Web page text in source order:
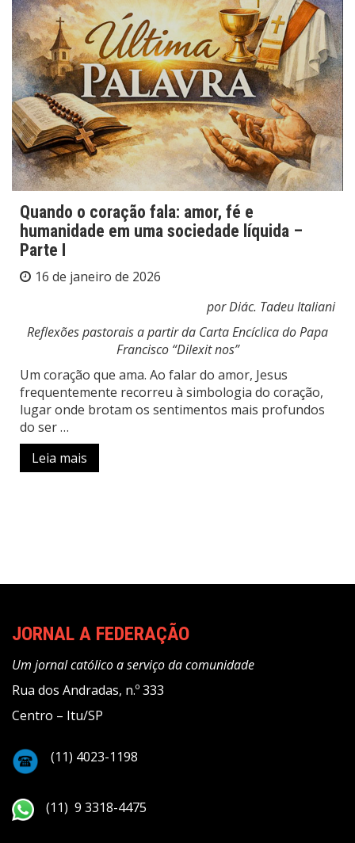
Quando o coração fala: amor, fé e
humanidade em uma sociedade líquida –
Parte I
16 de janeiro de 2026
por Diác. Tadeu Italiani
Reflexões pastorais a partir da Carta Encíclica do Papa
Francisco “Dilexit nos”
Um coração que ama. Ao falar do amor, Jesus
frequentemente recorreu à simbologia do coração,
lugar onde brotam os sentimentos mais profundos
do ser …
Leia mais
JORNAL A FEDERAÇÃO
Um jornal católico a serviço da comunidade
Rua dos Andradas, n.º 333
Centro – Itu/SP
(11) 4023-1198
(11) 9 3318-4475